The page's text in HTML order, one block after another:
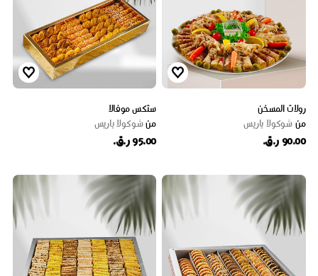
رولات المسخن
من شوكولا باريس
90.00 ر.ق.
ستكس موفالا
منشوكولا باريس
95.00 ر.ق.